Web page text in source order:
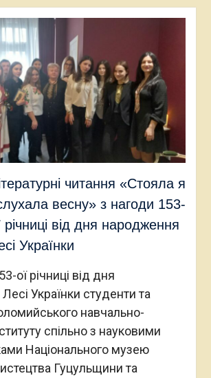
читання «Стояла я
весну» з нагоди 153-
річниці від дня народження
Українки
ої річниці від дня
Українки студенти та
навчально-
спільно з науковими
Національного музею
Гуцульщини та